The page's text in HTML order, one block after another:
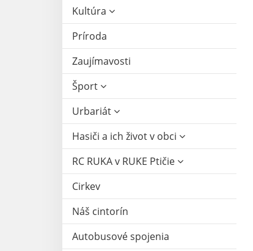
Kultúra
Príroda
Zaujímavosti
Šport
Urbariát
Hasiči a ich život v obci
RC RUKA v RUKE Ptičie
Cirkev
Náš cintorín
Autobusové spojenia